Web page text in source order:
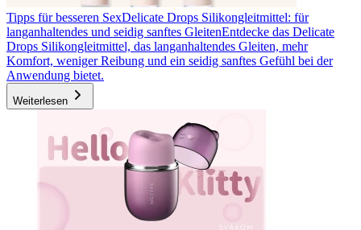
Tipps für besseren SexDelicate Drops Silikongleitmittel: für
langanhaltendes und seidig sanftes GleitenEntdecke das Delicate
Drops Silikongleitmittel, das langanhaltendes Gleiten, mehr
Komfort, weniger Reibung und ein seidig sanftes Gefühl bei der
Anwendung bietet.
Weiterlesen